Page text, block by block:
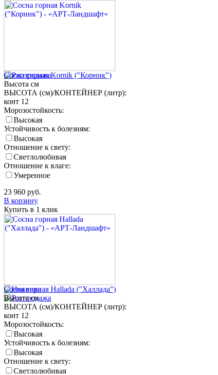
Сосна горная Kornik ("Корник")
Высота см
ВЫСОТА (см)/КОНТЕЙНЕР (литр):
конт 12
Морозостойкость:
Высокая
Устойчивость к болезням:
Высокая
Отношение к свету:
Светлолюбивая
Отношение к влаге:
Умеренное
23 960 руб.
В корзину
Купить в 1 клик
Сосна горная Hallada ("Халлада")
Высотасм
ВЫСОТА (см)/КОНТЕЙНЕР (литр):
конт 12
Морозостойкость:
Высокая
Устойчивость к болезням:
Высокая
Отношение к свету:
Светлолюбивая